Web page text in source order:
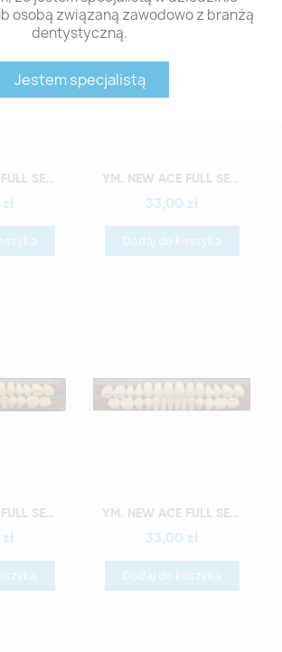
osobą związaną zawodowo z branżą
dentystyczną.
Jestem specjalistą
YM. NEW ACE FULL SET - AKRYLOWE ZĘBY SZTUCZNE - C4-O2 Szybki podgląd YM. NEW ACE FULL SET - AKRYLOWE ZĘBY SZTUCZNE - C4-O3
33,00 zł
Dodaj do koszyka
YM. NEW ACE FULL SET - AKRYLOWE ZĘBY SZTUCZNE - C4-O4 Szybki podgląd YM. NEW ACE FULL SET - AKRYLOWE ZĘBY SZTUCZNE - C4-O5
33,00 zł
Dodaj do koszyka